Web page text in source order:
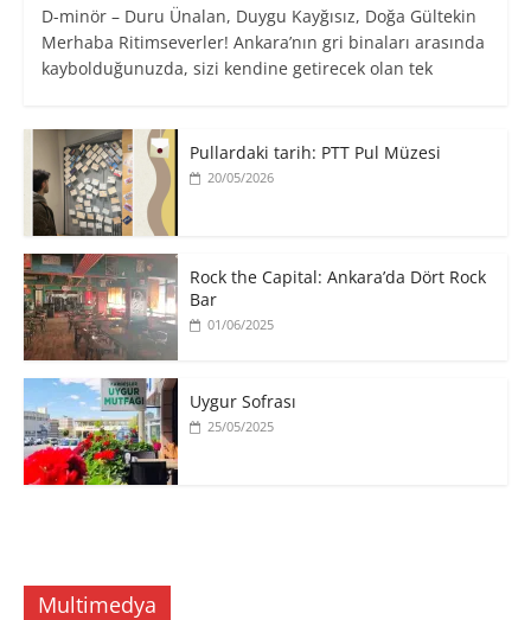
D-minör – Duru Ünalan, Duygu Kayğısız, Doğa Gültekin
Merhaba Ritimseverler! Ankara’nın gri binaları arasında
kaybolduğunuzda, sizi kendine getirecek olan tek
Pullardaki tarih: PTT Pul Müzesi
20/05/2026
Rock the Capital: Ankara’da Dört Rock
Bar
01/06/2025
Uygur Sofrası
25/05/2025
Multimedya